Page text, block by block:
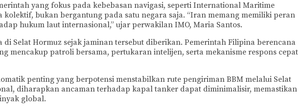
yang fokus pada kebebasan navigasi, seperti International Maritime
bukan bergantung pada satu negara saja. “Iran memang memiliki peran
hukum laut internasional,” ujar perwakilan IMO, Maria Santos.
Selat Hormuz sejak jaminan tersebut diberikan. Pemerintah Filipina berencana
patroli bersama, pertukaran intelijen, serta mekanisme respons cepat
penting yang berpotensi menstabilkan rute pengiriman BBM melalui Selat
diharapkan ancaman terhadap kapal tanker dapat diminimalisir, memastikan
global.